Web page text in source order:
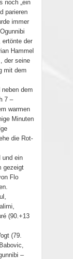
noch „ein
parieren
immer
ertönte der
Hammel
der seine
mit dem
dem
7 –
warmen
Minuten
die Rot-
und ein
gezeigt
Flo
(90.+13
(79.
–